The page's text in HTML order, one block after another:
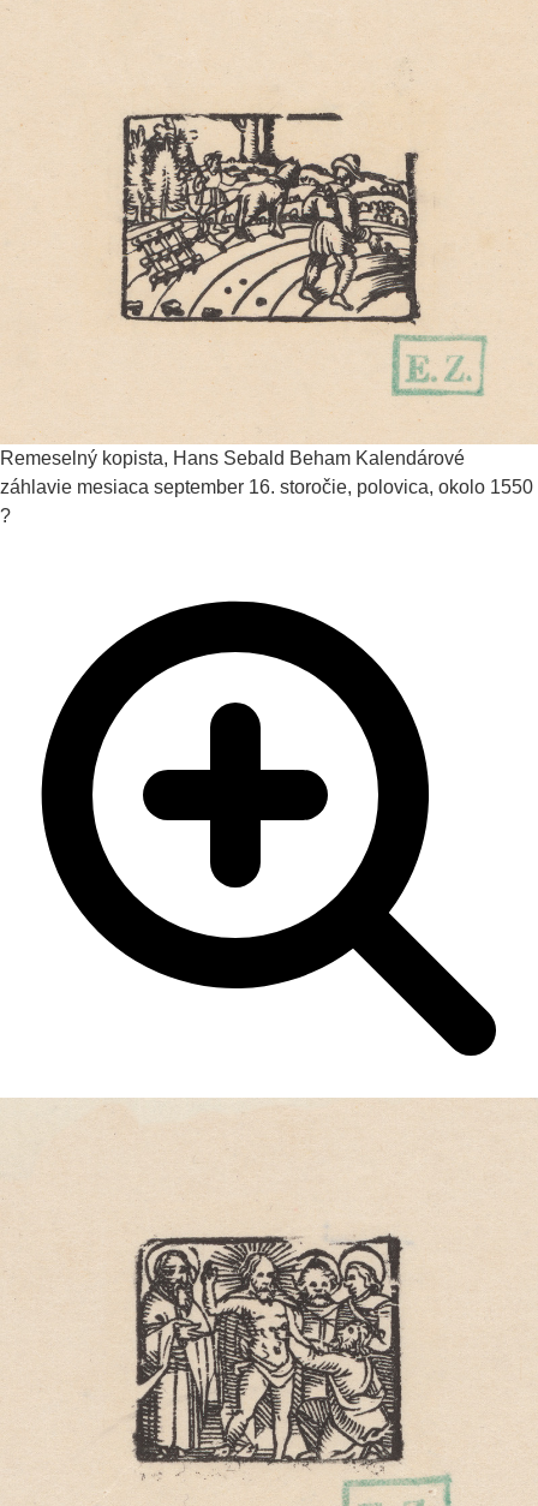
Remeselný kopista, Hans Sebald Beham Kalendárové
záhlavie mesiaca september 16. storočie, polovica, okolo 1550
?